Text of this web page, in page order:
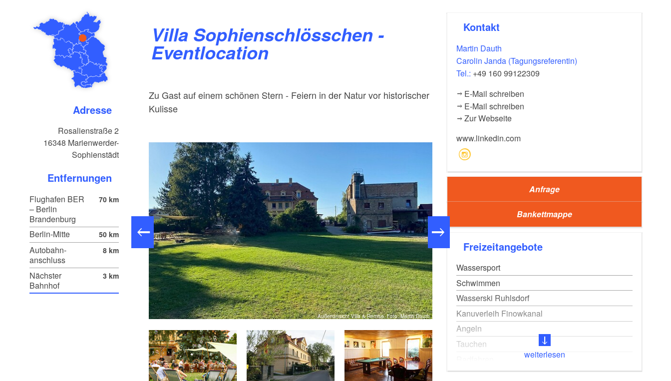
Adresse
Rosalienstraße 2
16348 Marienwerder-
Sophienstädt
Entfernungen
Flughafen BER
– Berlin
Brandenburg
70 km
Berlin-Mitte 50 km
Autobahn-
anschluss
8 km
Nächster
Bahnhof
3 km
Villa Sophienschlösschen -
Eventlocation
Zu Gast auf einem schönen Stern - Feiern in der Natur vor historischer
Kulisse
Außenansicht Villa & Remise, Foto: Martin Dauth
Kontakt
Martin Dauth
Carolin Janda (Tagungsreferentin)
Tel.: +49 160 99122309
E-Mail schreiben
E-Mail schreiben
Zur Webseite
www.linkedin.com
Anfrage
Bankettmappe
Freizeitangebote
Wassersport
Schwimmen
Wasserski Ruhlsdorf
Kanuverleih Finowkanal
Angeln
Tauchen
Wandern
weiterlesen